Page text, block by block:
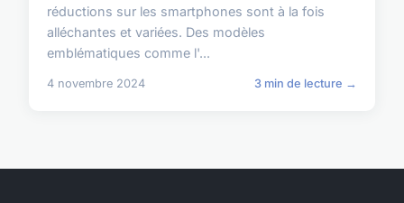
réductions sur les smartphones sont à la fois
alléchantes et variées. Des modèles
emblématiques comme l'...
4 novembre 2024 3 min de lecture →